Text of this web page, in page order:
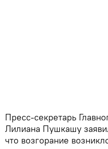
Пресс-секретарь
Лилиана Пушкашу
что возгорание